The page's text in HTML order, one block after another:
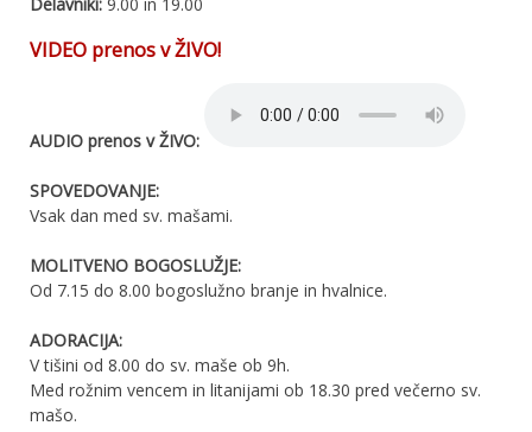
VIDEO prenos v ŽIVO!
AUDIO prenos v ŽIVO:
SPOVEDOVANJE:
Vsak dan med sv. mašami.
MOLITVENO BOGOSLUŽJE:
Od 7.15 do 8.00 bogoslužno branje in hvalnice.
ADORACIJA:
V tišini od 8.00 do sv. maše ob 9h.
Med rožnim vencem in litanijami ob 18.30 pred večerno sv.
mašo.